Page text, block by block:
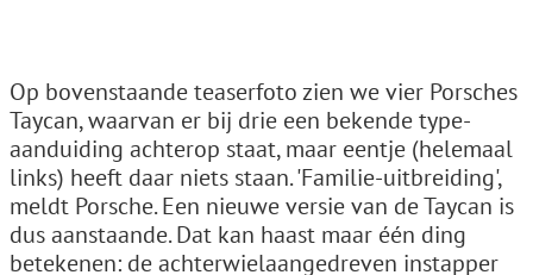
Op bovenstaande teaserfoto zien we vier Porsches
Taycan, waarvan er bij drie een bekende type-
aanduiding achterop staat, maar eentje (helemaal
links) heeft daar niets staan. 'Familie-uitbreiding',
meldt Porsche. Een nieuwe versie van de Taycan is
dus aanstaande. Dat kan haast maar één ding
betekenen: de achterwielaangedreven instapper